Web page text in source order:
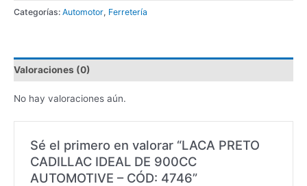
Categorías: Automotor, Ferretería
Valoraciones (0)
No hay valoraciones aún.
Sé el primero en valorar “LACA PRETO
CADILLAC IDEAL DE 900CC
AUTOMOTIVE – CÓD: 4746”